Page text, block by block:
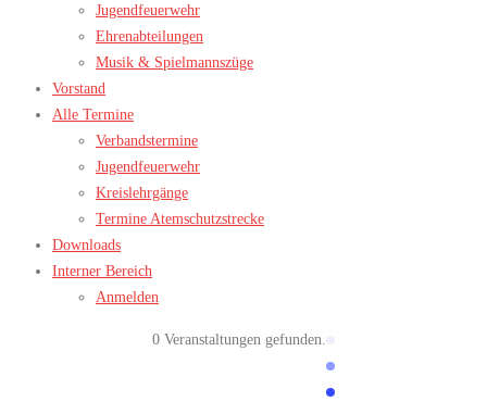
Jugendfeuerwehr
Ehrenabteilungen
Musik & Spielmannszüge
Vorstand
Alle Termine
Verbandstermine
Jugendfeuerwehr
Kreislehrgänge
Termine Atemschutzstrecke
Downloads
Interner Bereich
Anmelden
0 Veranstaltungen gefunden.